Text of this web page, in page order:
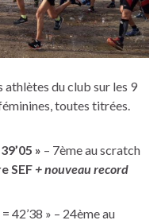
athlètes du club sur les 9
toutes titrées.
39’05 » – 7ème au scratch
SEF + nouveau record
42’38 » – 24ème au